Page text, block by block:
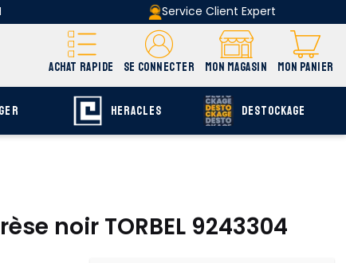
Service Client Expert
ACHAT RAPIDE SE CONNECTER MON MAGASIN MON PANIER
HERACLES DESTOCKAGE
noir TORBEL 9243304